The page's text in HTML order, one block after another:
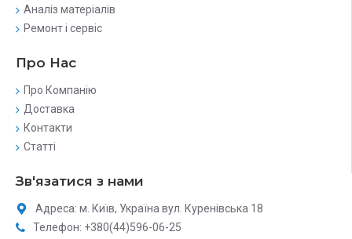
Аналіз матеріалів
Ремонт і сервіс
Про Нас
Про Компанію
Доставка
Контакти
Статті
Зв'язатися з нами
Адреса: м. Київ, Україна вул. Куренівська 18
Телефон: +380(44)596-06-25